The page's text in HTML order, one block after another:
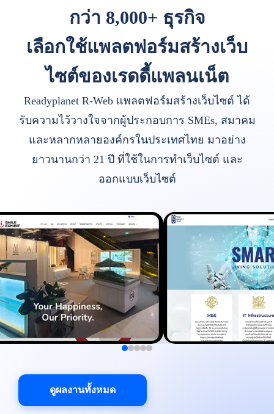
กว่า 8,000+ ธุรกิจ
เลือกใช้แพลตฟอร์มสร้างเว็บ
ไซต์ของเรดดี้แพลนเน็ต
Readyplanet R-Web แพลตฟอร์มสร้างเว็บไซต์ ได้
รับความไว้วางใจจากผู้ประกอบการ SMEs, สมาคม
และหลากหลายองค์กรในประเทศไทย มาอย่าง
ยาวนานกว่า 21 ปี ที่ใช้ในการทำเว็บไซต์ และ
ออกแบบเว็บไซต์
ดูผลงานทั้งหมด